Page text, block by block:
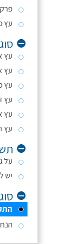
עץ
עץ
עץ
עץ
עץ
עץ
עץ
על
יש